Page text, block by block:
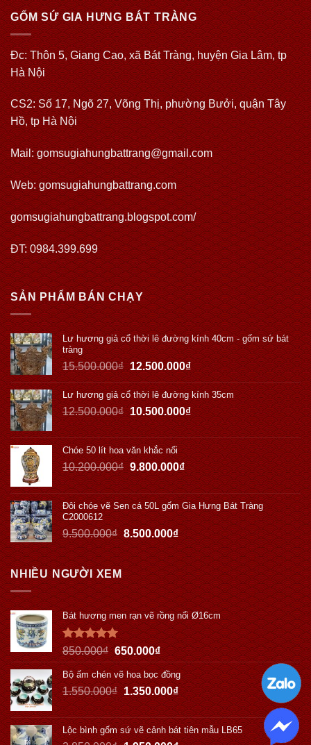
GỐM SỨ GIA HƯNG BÁT TRÀNG
Đc: Thôn 5, Giang Cao, xã Bát Tràng, huyện Gia Lâm, tp
Hà Nội
CS2: Số 17, Ngõ 27, Võng Thị, phường Bưởi, quận Tây
Hồ, tp Hà Nội
Mail: gomsugiahungbattrang@gmail.com
Web:gomsugiahungbattrang.com
gomsugiahungbattrang.blogspot.com/
ĐT: 0984.399.699
SẢN PHẨM BÁN CHẠY
Lư hương giả cổ thời lê đường kính 40cm - gốm sứ bát
tràng
15.500.000₫ 12.500.000₫
Lư hương giả cổ thời lê đường kính 35cm
12.500.000₫ 10.500.000₫
Chóe 50 lít hoa văn khắc nổi
10.200.000₫ 9.800.000₫
Đôi chóe vẽ Sen cá 50L gốm Gia Hưng Bát Tràng
C2000612
9.500.000₫ 8.500.000₫
NHIỀU NGƯỜI XEM
Bát hương men rạn vẽ rồng nổi Ø16cm
Được xếp
hạng5.00
5 sao
850.000₫ 650.000₫
Bộ ấm chén vẽ hoa bọc đồng
1.550.000₫ 1.350.000₫
Lộc bình gốm sứ vẽ cảnh bát tiên mẫu LB65